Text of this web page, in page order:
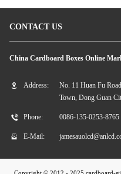
CONTACT US
China Cardboard Boxes Online
Address:
No. 11 Huan Fu
Town, Dong Guan
Phone: 0086-135-0253-8765
E-Mail: